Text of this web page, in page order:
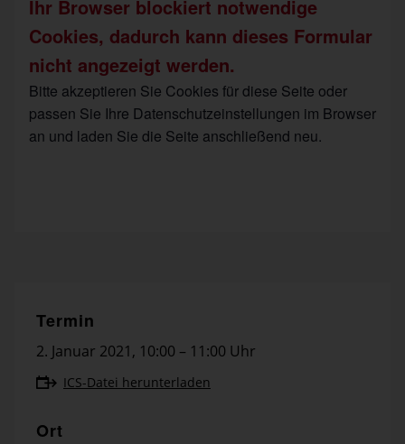
Ihr Browser blockiert notwendige
Cookies, dadurch kann dieses Formular
nicht angezeigt werden.
Bitte akzeptieren Sie Cookies für diese Seite oder
passen Sie Ihre Datenschutzeinstellungen im Browser
an und laden Sie die Seite anschließend neu.
Termin
2. Januar 2021, 10:00 – 11:00 Uhr
ICS-Datei herunterladen
Ort